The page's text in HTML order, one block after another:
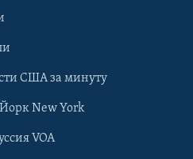
США за минуту
New York
VOA